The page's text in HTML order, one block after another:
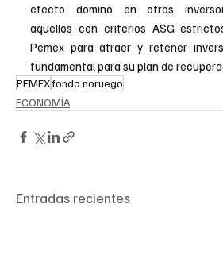
efecto dominó en otros
aquellos con criterios ASG
Pemex para atraer y retener
fundamental para su plan de
PEMEXfondo noruego
ECONOMÍA
Entradas recientes